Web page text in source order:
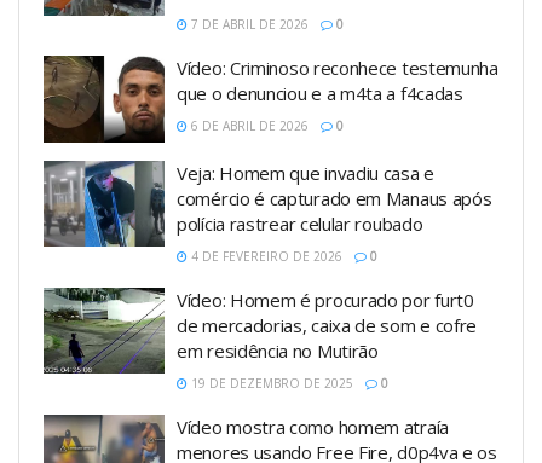
7 DE ABRIL DE 2026 0
Vídeo: Criminoso reconhece testemunha
que o denunciou e a m4ta a f4cadas
6 DE ABRIL DE 2026 0
Veja: Homem que invadiu casa e
comércio é capturado em Manaus após
polícia rastrear celular roubado
4 DE FEVEREIRO DE 2026 0
Vídeo: Homem é procurado por furt0
de mercadorias, caixa de som e cofre
em residência no Mutirão
19 DE DEZEMBRO DE 2025 0
Vídeo mostra como homem atraía
menores usando Free Fire, d0p4va e os